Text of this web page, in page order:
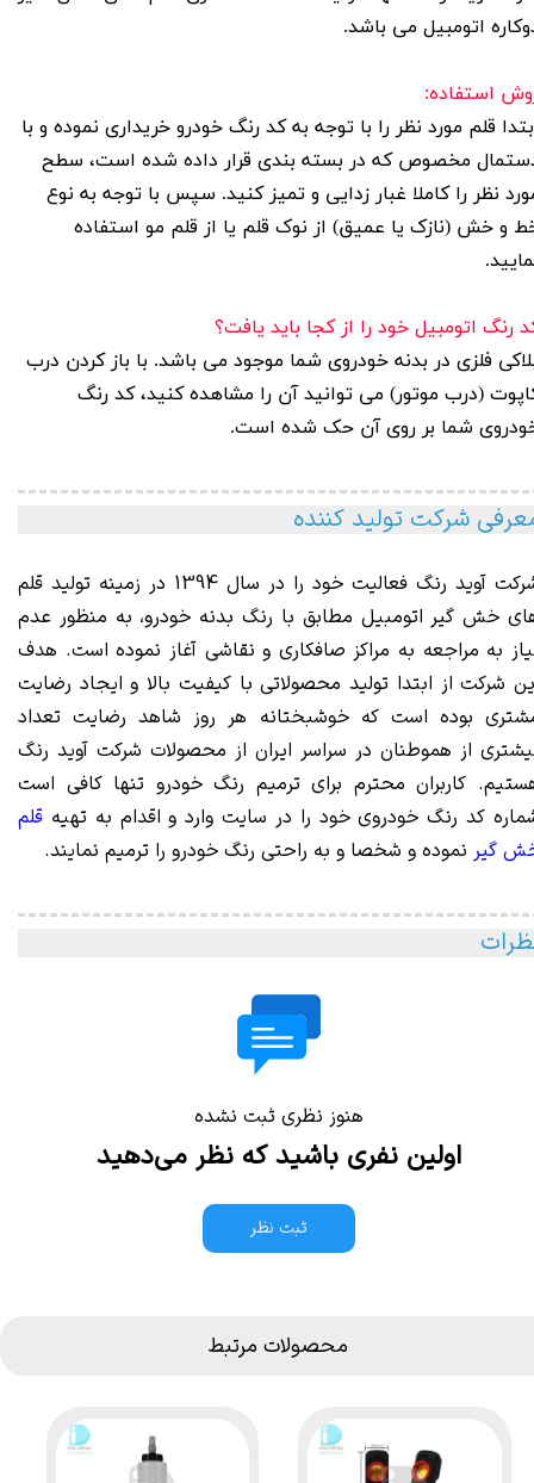
اتومبیل می باشد.
استفاده:
قلم مورد نظر را با توجه به کد رنگ خودرو خریداری نموده و با
مخصوص که در بسته بندی قرار داده شده است، سطح
نظر را کاملا غبار زدایی و تمیز کنید. سپس با توجه به نوع
و خش (نازک یا عمیق) از نوک قلم یا از قلم مو استفاده
رنگ اتومبیل خود را از کجا باید یافت؟
فلزی در بدنه خودروی شما موجود می باشد. با باز کردن درب
(درب موتور) می توانید آن را مشاهده کنید، کد رنگ
شما بر روی آن حک شده است.
شرکت تولید کننده
شرکت آوید رنگ فعالیت خود را در سال 1394 در زمینه تولید قلم
خش گیر اتومبیل مطابق با رنگ بدنه خودرو، به منظور عدم
به مراجعه به مراکز صافکاری و نقاشی آغاز نموده است. هدف
شرکت از ابتدا تولید محصولاتی با کیفیت بالا و ایجاد رضایت
بوده است که خوشبختانه هر روز شاهد رضایت تعداد
از هموطنان در سراسر ایران از محصولات شرکت آوید رنگ
کاربران محترم برای ترمیم رنگ خودرو تنها کافی است
کد رنگ خودروی خود را در سایت وارد و اقدام به تهیه قلم
گیر نموده و شخصا و به راحتی رنگ خودرو را ترمیم نمایند.
هنوز نظری ثبت نشده
اولین نفری باشید که نظر می‌دهید
ثبت نظر
محصولات مرتبط